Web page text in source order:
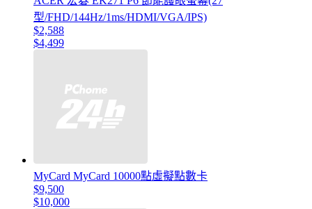
型/FHD/144Hz/1ms/HDMI/VGA/IPS)
$2,588
$4,499
MyCard MyCard 10000點虛擬點數卡
$9,500
$10,000